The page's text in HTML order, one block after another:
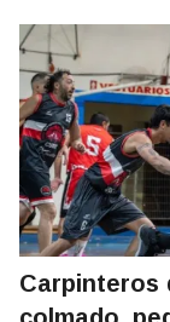
Carpinteros